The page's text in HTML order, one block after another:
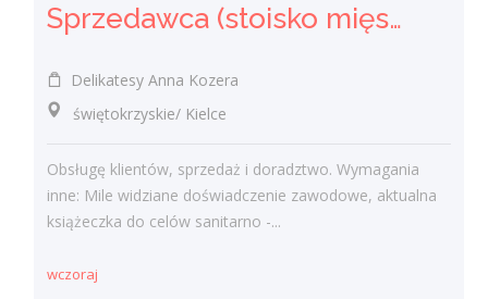
Sprzedawca (stoisko mięsno- wędliniarskie) (k/m)
Delikatesy Anna Kozera
świętokrzyskie/ Kielce
Obsługę klientów, sprzedaż i doradztwo. Wymagania
inne: Mile widziane doświadczenie zawodowe, aktualna
książeczka do celów sanitarno -...
wczoraj